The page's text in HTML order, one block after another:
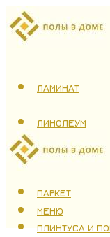
ЛАМИНАТ
ЛИНОЛЕУМ
ТЕПЛЫЙ ПОЛ
ПАРКЕТ
ПЛИНТУСА И
МЕНЮ